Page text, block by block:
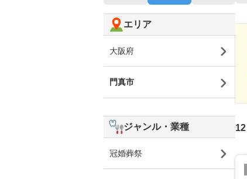
12
エリア
大阪府
門真市
ジャンル・業種
冠婚葬祭